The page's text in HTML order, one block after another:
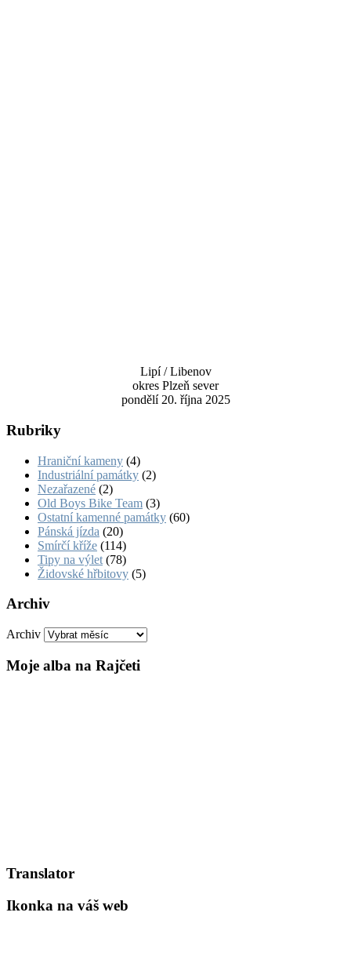
Lipí / Libenov
okres Plzeň sever
pondělí 20. října 2025
Rubriky
Hraniční kameny (4)
Industriální památky (2)
Nezařazené (2)
Old Boys Bike Team (3)
Ostatní kamenné památky (60)
Pánská jízda (20)
Smírčí kříže (114)
Tipy na výlet (78)
Židovské hřbitovy (5)
Archiv
Archiv
Moje alba na Rajčeti
Translator
Ikonka na váš web